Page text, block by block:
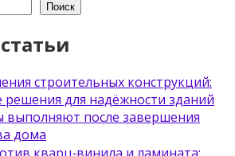
Поиск
строительных конструкций:
для надёжности зданий
выполняют после завершения
дома